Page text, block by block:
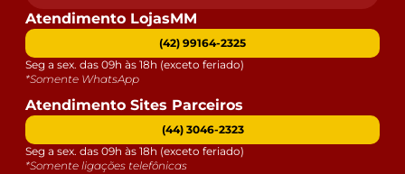
Atendimento LojasMM
(42) 99164-2325
Seg a sex. das 09h às 18h (exceto feriado)
*Somente WhatsApp
Atendimento Sites Parceiros
(44) 3046-2323
Seg a sex. das 09h às 18h (exceto feriado)
*Somente ligações telefônicas